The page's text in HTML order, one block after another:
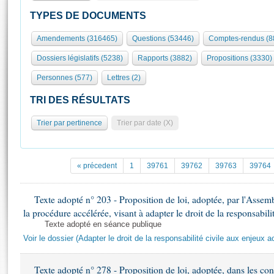
Présidence
577 députés
Groupes politiques
Élections législatives
Séance publique
Commissions et autres organes
Europe et International
Contrôle et évaluation
Congrès
Pétitions
Documents parlementaires
Propositions de loi
Amendements
Textes adoptés
Rôle et pouvoirs de l'Assemblée
Organisation de l'Assemblée
Présidence Conférence des Présidents Bureau Collège des
Statistiques et chiffres clés
Transparence et déontologie
Histoire
Juniors
Anciennes législatures
Liens vers les sites publics
Visiter l'Assemblée
Visite virtuelle du palais Bourbon
Assister à une séance
Accès des chercheurs à l’Assemblée
Les évènements
Les archives
Photos libres de droit
TYPES DE DOCUMENTS
Amendements (316465) Questions (53446) Comptes-rendus
Dossiers législatifs (5238) Rapports (3882) Propositions (3330)
Personnes (577) Lettres (2)
TRI DES RÉSULTATS
Trier par pertinence Trier par date (X)
« précedent 1 39761 39762 39763 39764
Texte adopté n° 203 - Proposition de loi, adoptée, par
la procédure accélérée, visant à adapter le droit de la
Texte adopté en séance publique
Voir le dossier (Adapter le droit de la responsabilité civile aux enjeux
Texte adopté n° 278 - Proposition de loi, adoptée, dans les